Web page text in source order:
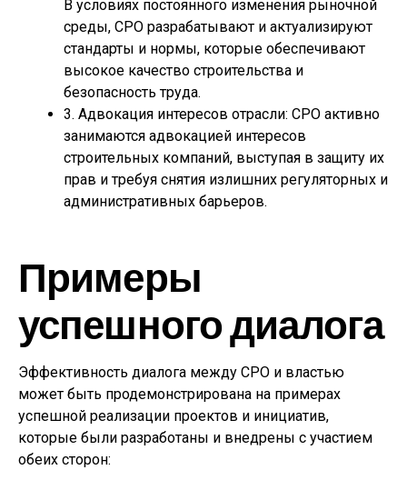
В условиях постоянного изменения рыночной
среды, СРО разрабатывают и актуализируют
стандарты и нормы, которые обеспечивают
высокое качество строительства и
безопасность труда.
3. Адвокация интересов отрасли: СРО активно
занимаются адвокацией интересов
строительных компаний, выступая в защиту их
прав и требуя снятия излишних регуляторных и
административных барьеров.
Примеры
успешного диалога
Эффективность диалога между СРО и властью
может быть продемонстрирована на примерах
успешной реализации проектов и инициатив,
которые были разработаны и внедрены с участием
обеих сторон: